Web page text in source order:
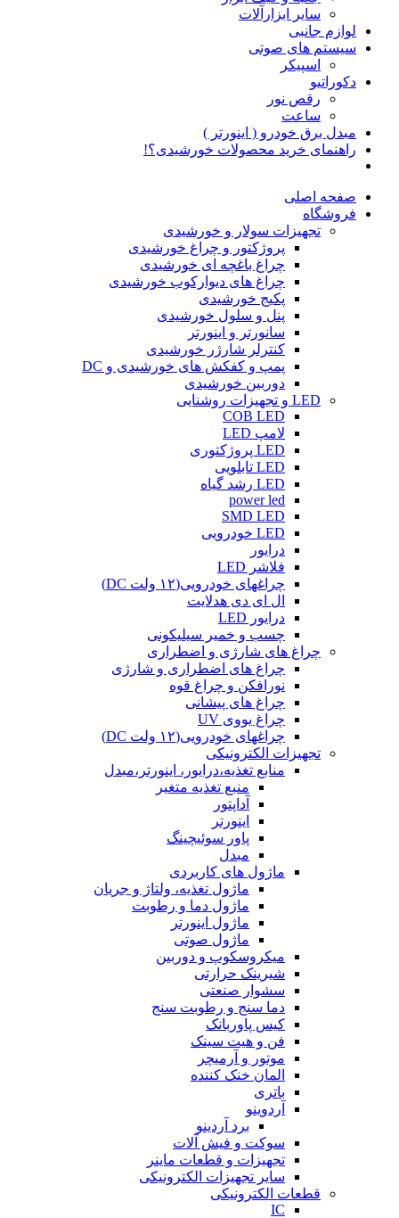
سایر ابزارآلات
لوازم جانبی
سیستم های صوتی
اسپیکر
دکوراتیو
رقص نور
ساعت
مبدل برق خودرو ( اینورتر )
راهنمای خرید محصولات خورشیدی؟!
صفحه اصلی
فروشگاه
تجهیزات سولار و خورشیدی
پروژکتور و چراغ خورشیدی
چراغ باغچه ای خورشیدی
چراغ های دیوارکوب خورشیدی
پکیج خورشیدی
پنل و سلول خورشیدی
سانورتر و اینورتر
کنترلر شارژر خورشیدی
پمپ و کفکش های خورشیدی و DC
دوربین خورشیدی
LED و تجهیزات روشنایی
COB LED
لامپ LED
LED پروژکتوری
LED تابلویی
LED رشد گیاه
power led
SMD LED
LED خودرویی
درایور
فلاشر LED
چراغهای خودرویی(۱۲ ولت DC)
ال ای دی هدلایت
درایور LED
چسب و خمیر سیلیکونی
چراغ های شارژی و اضطراری
چراغ های اضطراری و شارژی
نورافکن و چراغ قوه
چراغ های پیشانی
چراغ یووی UV
چراغهای خودرویی(۱۲ ولت DC)
تجهیزات الکترونیکی
منابع تغذیه،درایور، اینورتر،مبدل
منبع تغذیه متغیر
آداپتور
اینورتر
پاور سوئیچینگ
مبدل
ماژول های کاربردی
ماژول تغذیه، ولتاژ و جریان
ماژول دما و رطوبت
ماژول اینورتر
ماژول صوتی
میکروسکوپ و دوربین
شیرینک حرارتی
سشوار صنعتی
دما سنج و رطوبت سنج
کیس پاوربانک
فن و هیت سینک
موتور و آرمیچر
المان خنک کننده
باتری
آردوینو
برد آردینو
سوکت و فیش آلات
تجهیزات و قطعات ماینر
سایر تجهیزات الکترونیکی
قطعات الکترونیکی
IC